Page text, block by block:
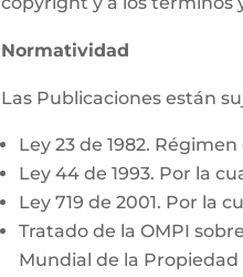
Normatividad
Las Publicaciones están
Ley 23 de 1982.
Ley 44 de 1993. Por la
Ley 719 de 2001. Por la
Tratado de la OMPI
Mundial de la